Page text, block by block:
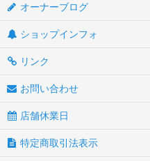
オーナーブログ
ショップインフォ
リンク
お問い合わせ
店舗休業日
特定商取引法表示